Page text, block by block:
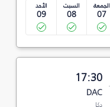
الجمعة
07
السبت
08
الأحد
09
17:30
DAC
دكا